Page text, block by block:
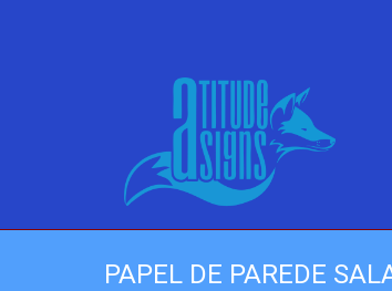
PAPEL DE PAREDE